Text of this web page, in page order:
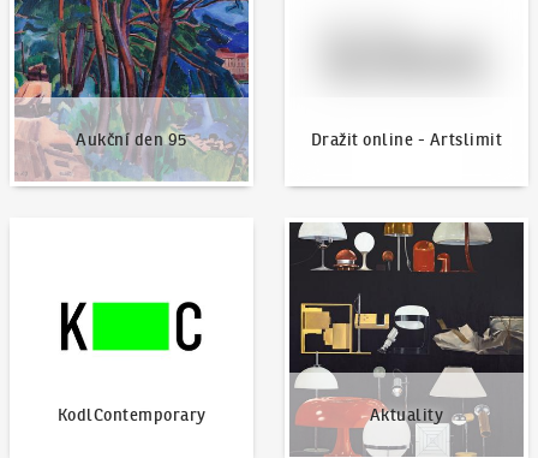
Aukční den 95 Dražit online - Artslimit
KodlContemporary Aktuality
Aktuality